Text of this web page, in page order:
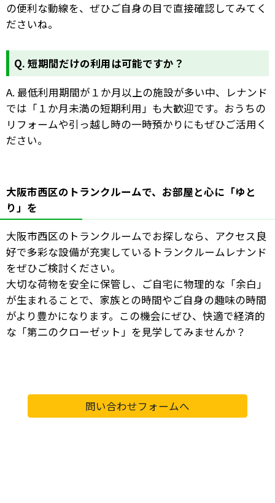
の便利な動線を、ぜひご自身の目で直接確認してみてく
ださいね。
Q. 短期間だけの利用は可能ですか？
A. 最低利用期間が１か月以上の施設が多い中、レナンド
では「１か月未満の短期利用」も大歓迎です。おうちの
リフォームや引っ越し時の一時預かりにもぜひご活用く
ださい。
大阪市西区のトランクルームで、お部屋と心に「ゆと
り」を
大阪市西区のトランクルームでお探しなら、アクセス良
好で多彩な設備が充実しているトランクルームレナンド
をぜひご検討ください。
大切な荷物を安全に保管し、ご自宅に物理的な「余白」
が生まれることで、家族との時間やご自身の趣味の時間
がより豊かになります。この機会にぜひ、快適で経済的
な「第二のクローゼット」を見学してみませんか？
問い合わせフォームへ